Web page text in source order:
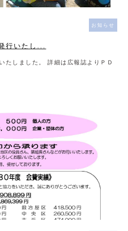
お知らせ
行いたし...
たしました。 詳細は広報誌よりＰＤ